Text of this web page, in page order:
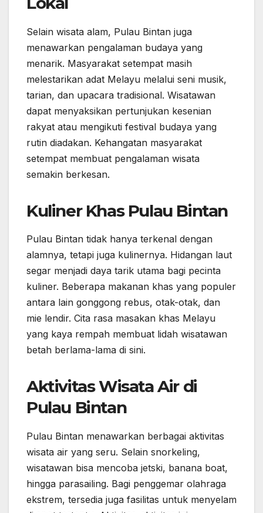
Selain wisata alam, Pulau Bintan juga
menawarkan pengalaman budaya yang
menarik. Masyarakat setempat masih
melestarikan adat Melayu melalui seni musik,
tarian, dan upacara tradisional. Wisatawan
dapat menyaksikan pertunjukan kesenian
rakyat atau mengikuti festival budaya yang
rutin diadakan. Kehangatan masyarakat
setempat membuat pengalaman wisata
semakin berkesan.
Kuliner Khas Pulau Bintan
Pulau Bintan tidak hanya terkenal dengan
alamnya, tetapi juga kulinernya. Hidangan laut
segar menjadi daya tarik utama bagi pecinta
kuliner. Beberapa makanan khas yang populer
antara lain gonggong rebus, otak-otak, dan
mie lendir. Cita rasa masakan khas Melayu
yang kaya rempah membuat lidah wisatawan
betah berlama-lama di sini.
Aktivitas Wisata Air di
Pulau Bintan
Pulau Bintan menawarkan berbagai aktivitas
wisata air yang seru. Selain snorkeling,
wisatawan bisa mencoba jetski, banana boat,
hingga parasailing. Bagi penggemar olahraga
ekstrem, tersedia juga fasilitas untuk menyelam